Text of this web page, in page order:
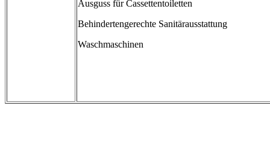
Ausguss für Cassettentoiletten
Behindertengerechte Sanitärausstattung
Waschmaschinen